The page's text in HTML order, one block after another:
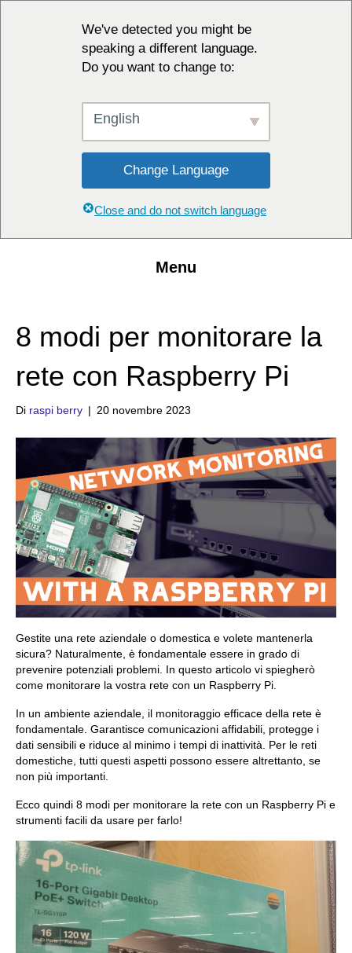
We've detected you might be
speaking a different language.
Do you want to change to:
English
Change Language
Close and do not switch language
Menu
8 modi per monitorare la
rete con Raspberry Pi
Di raspi berry | 20 novembre 2023
Gestite una rete aziendale o domestica e volete mantenerla
sicura? Naturalmente, è fondamentale essere in grado di
prevenire potenziali problemi. In questo articolo vi spiegherò
come monitorare la vostra rete con un Raspberry Pi.
In un ambiente aziendale, il monitoraggio efficace della rete è
fondamentale. Garantisce comunicazioni affidabili, protegge i
dati sensibili e riduce al minimo i tempi di inattività. Per le reti
domestiche, tutti questi aspetti possono essere altrettanto, se
non più importanti.
Ecco quindi 8 modi per monitorare la rete con un Raspberry Pi e
strumenti facili da usare per farlo!